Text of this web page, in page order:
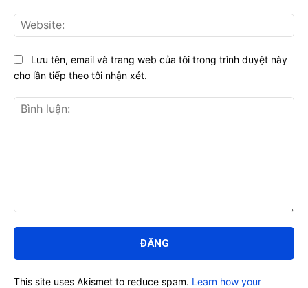
luận:
Lưu tên, email và trang web của tôi trong trình duyệt này
cho lần tiếp theo tôi nhận xét.
This site uses Akismet to reduce spam. Learn how your